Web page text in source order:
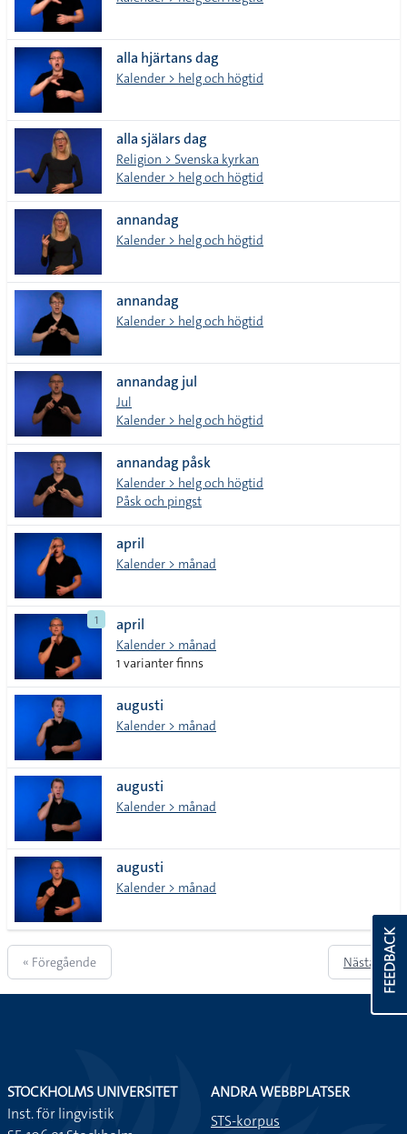
alla hjärtans dag
Kalender > helg och högtid
alla själars dag
Religion > Svenska kyrkan
Kalender > helg och högtid
annandag
Kalender > helg och högtid
annandag
Kalender > helg och högtid
annandag jul
Jul
Kalender > helg och högtid
annandag påsk
Kalender > helg och högtid
Påsk och pingst
april
Kalender > månad
1 april
Kalender > månad
1 varianter finns
augusti
Kalender > månad
augusti
Kalender > månad
augusti
Kalender > månad
« Föregående Nästa » FEEDBACK
STOCKHOLMS UNIVERSITET
Inst. för lingvistik
ANDRA WEBBPLATSER
STS-korpus